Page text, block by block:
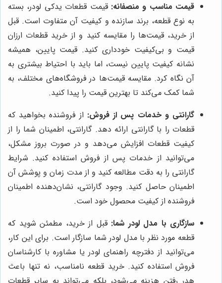
قیمت مناسب و منصفانه: قیمت قطعات یدکی لودر، بسته
به نوع قطعه، برند سازنده و کیفیت آن متفاوت است. قبل
از خرید، قیمت‌ها را مقایسه کنید و از خرید قطعات ارزان
قیمت و بی‌کیفیت خودداری کنید. قیمت پایین، همیشه
نشانه کیفیت پایین نیست، اما باید با احتیاط بیشتری به
آن نگاه کرد. مقایسه قیمت‌ها در فروشگاه‌های مختلف، به
شما کمک می‌کند تا بهترین قیمت را پیدا کنید.
گارانتی و خدمات پس از فروش: از فروشنده بخواهید که
قطعات را با گارانتی ارائه دهد. گارانتی، اطمینان شما را از
کیفیت قطعات افزایش می‌دهد و در صورت بروز مشکل،
می‌توانید از خدمات پس از فروش استفاده کنید. شرایط
گارانتی را به دقت مطالعه کنید و از مدت زمان و پوشش آن
اطمینان حاصل کنید. وجود گارانتی، نشان‌دهنده اطمینان
فروشنده از کیفیت محصول خود است.
سازگاری با مدل لودر شما: قبل از خرید، مطمئن شوید که
قطعه مورد نظر با مدل لودر شما سازگار است. برای این کار،
می‌توانید از دفترچه راهنمای لودر یا مشاوره با کارشناسان
فروش استفاده کنید. خرید قطعه نامناسب، نه تنها باعث